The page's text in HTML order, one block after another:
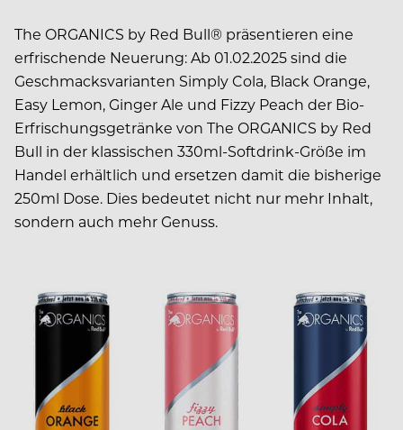
The ORGANICS by Red Bull® präsentieren eine
erfrischende Neuerung: Ab 01.02.2025 sind die
Geschmacksvarianten Simply Cola, Black Orange,
Easy Lemon, Ginger Ale und Fizzy Peach der Bio-
Erfrischungsgetränke von The ORGANICS by Red
Bull in der klassischen 330ml-Softdrink-Größe im
Handel erhältlich und ersetzen damit die bisherige
250ml Dose. Dies bedeutet nicht nur mehr Inhalt,
sondern auch mehr Genuss.